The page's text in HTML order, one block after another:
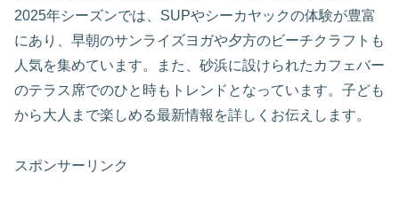
2025年シーズンでは、SUPやシーカヤックの体験が豊富
にあり、早朝のサンライズヨガや夕方のビーチクラフトも
人気を集めています。また、砂浜に設けられたカフェバー
のテラス席でのひと時もトレンドとなっています。子ども
から大人まで楽しめる最新情報を詳しくお伝えします。
スポンサーリンク